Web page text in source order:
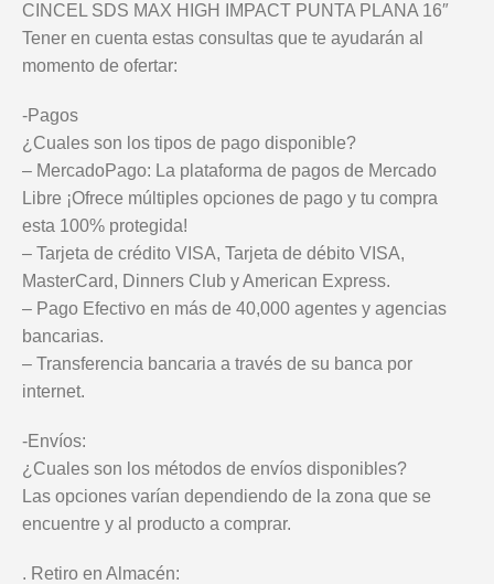
CINCEL SDS MAX HIGH IMPACT PUNTA PLANA 16″
Tener en cuenta estas consultas que te ayudarán al
momento de ofertar:
-Pagos
¿Cuales son los tipos de pago disponible?
– MercadoPago: La plataforma de pagos de Mercado
Libre ¡Ofrece múltiples opciones de pago y tu compra
esta 100% protegida!
– Tarjeta de crédito VISA, Tarjeta de débito VISA,
MasterCard, Dinners Club y American Express.
– Pago Efectivo en más de 40,000 agentes y agencias
bancarias.
– Transferencia bancaria a través de su banca por
internet.
-Envíos:
¿Cuales son los métodos de envíos disponibles?
Las opciones varían dependiendo de la zona que se
encuentre y al producto a comprar.
. Retiro en Almacén: